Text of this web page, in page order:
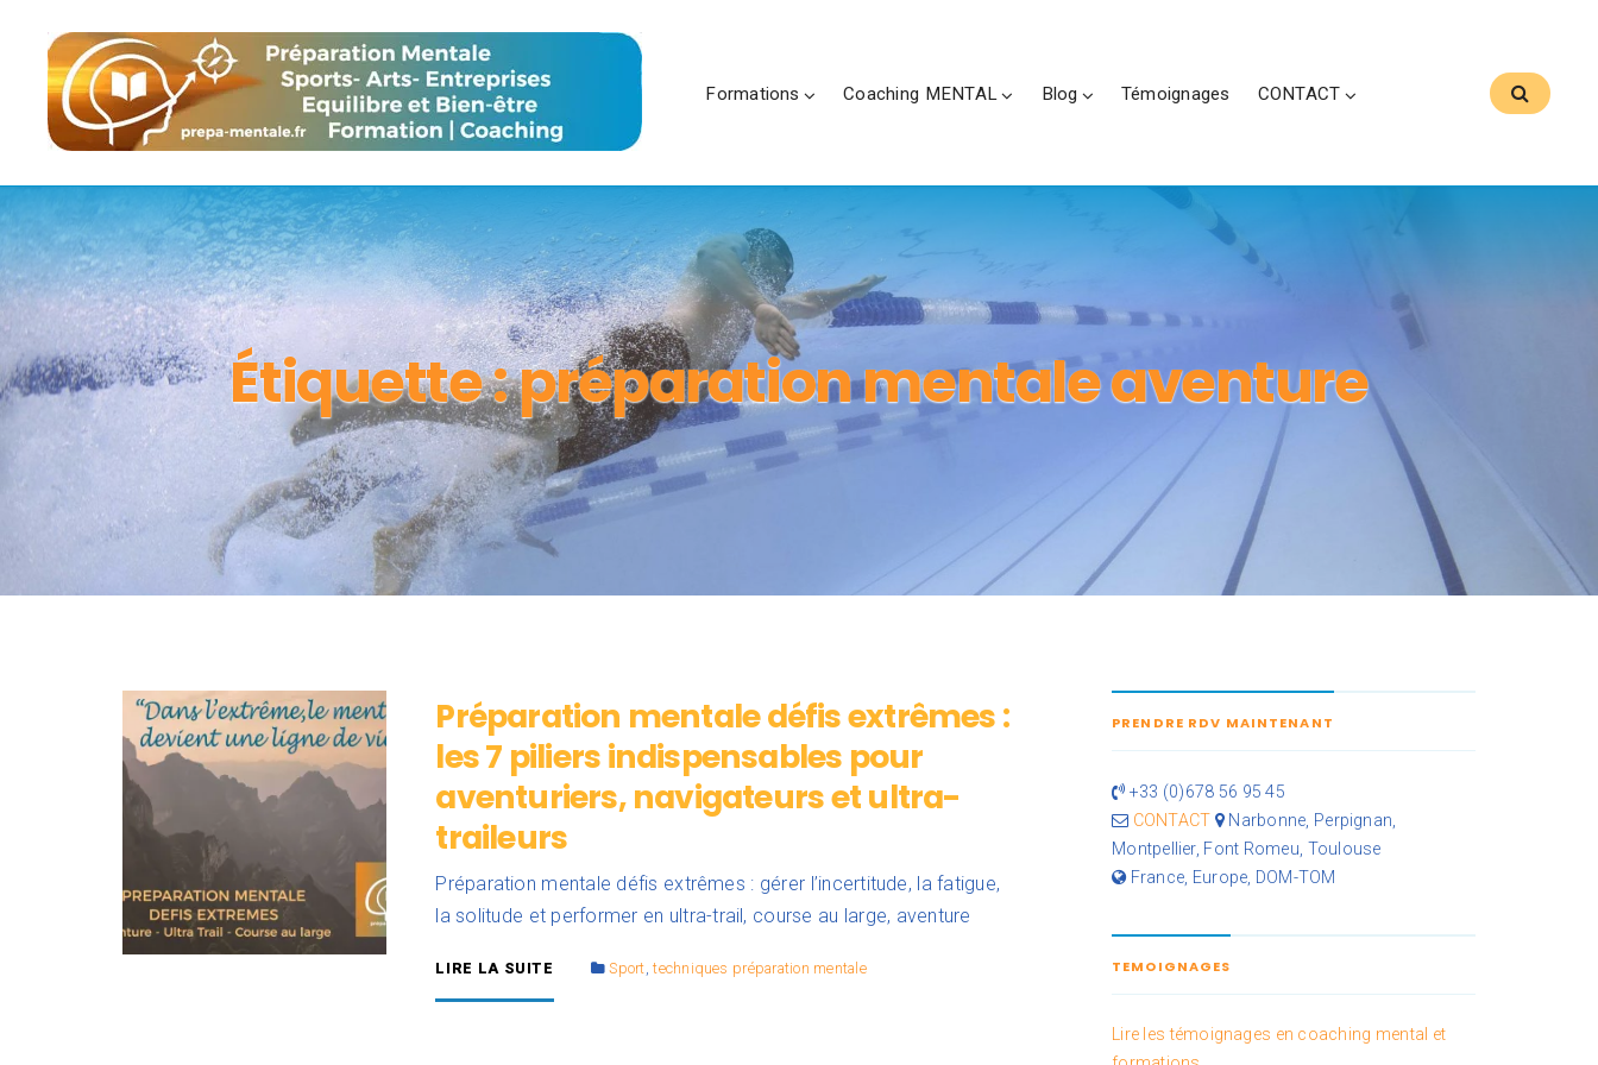
Formations Coaching MENTAL Blog Témoignages CONTACT
Étiquette :préparation mentale aventure
Préparation mentale défis extrêmes :
les 7 piliers indispensables pour
aventuriers, navigateurs et ultra-
traileurs
Préparation mentale défis extrêmes : gérer l’incertitude, la fatigue,
la solitude et performer en ultra-trail, course au large, aventure
LIRE LA SUITE Sport,techniques préparation mentale
PRENDRE RDV MAINTENANT
+33 (0)678 56 95 45
CONTACT
Narbonne, Perpignan,
Montpellier, Font Romeu, Toulouse
France, Europe, DOM-TOM
TEMOIGNAGES
Lire les témoignages en coaching mental et